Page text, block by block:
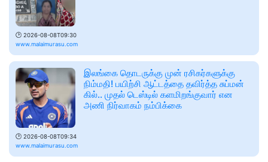
🕑 2026-08-08T09:30
www.malaimurasu.com
🕑 2026-08-08T09:34
www.malaimurasu.com
இலங்கை தொடருக்கு முன் ரசிகர்களுக்கு
நிம்மதி! பயிற்சி ஆட்டத்தை தவிர்த்த சுப்மன்
கில்.. முதல் டெஸ்டில் களமிறங்குவார் என
அணி நிர்வாகம் நம்பிக்கை